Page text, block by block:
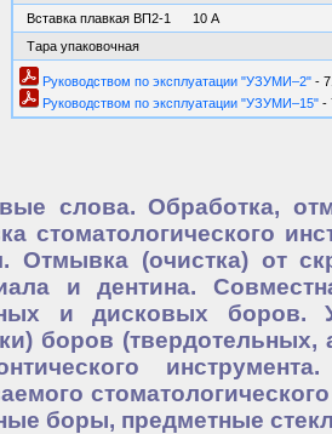
Вставка плавкая ВП2-1 10 А
Тара упаковочная
Руководством по эксплуатации "УЗУМИ–2"-
Руководством по эксплуатации "УЗУМИ–15"-
слова. Обработка,
стоматологического
Отмывка (очистка) от
и дентина.
и дисковых боров.
боров
боры, предметные